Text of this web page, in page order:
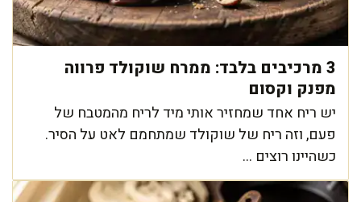
3 מרכיבים בלבד: ממרח שוקולד פרווה
מפנק וקסום
יש ריח אחד שמחזיר אותי מיד לריח מהמטבח של
פעם, וזה ריח של שוקולד שמתחמם לאט על הסיר.
כשהיינו רוצים ...